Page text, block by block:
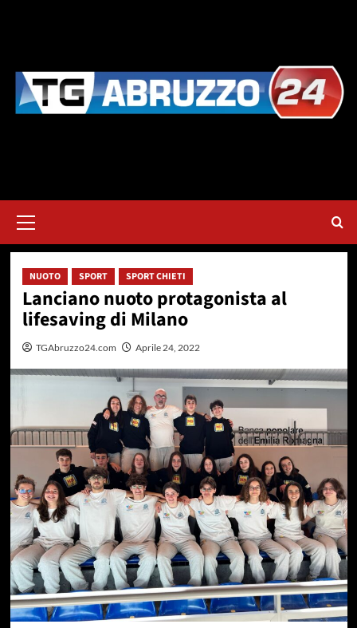
principale
NUOTO SPORT SPORT CHIETI
Lanciano nuoto protagonista al
lifesaving di Milano
TGAbruzzo24.com Aprile 24, 2022